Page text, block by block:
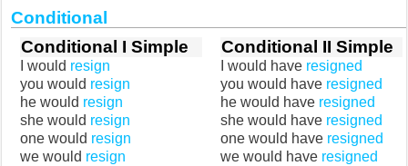
Conditional
Conditional I Simple
I would resign
you would resign
he would resign
she would resign
one would resign
we would resign
Conditional II Simple
I would have resigned
you would have resigned
he would have resigned
she would have resigned
one would have resigned
we would have resigned